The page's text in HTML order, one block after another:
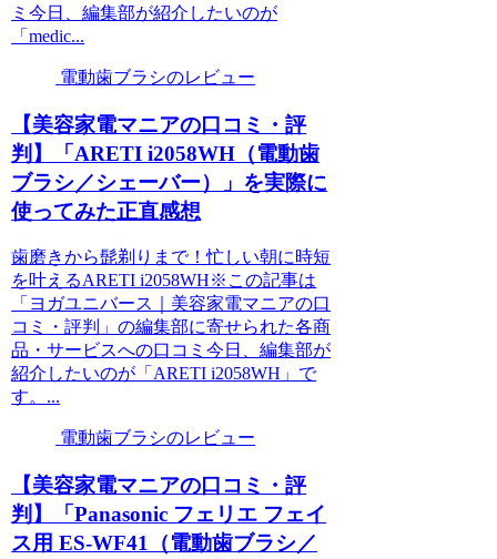
ミ今日、編集部が紹介したいのが
「medic...
電動歯ブラシのレビュー
【美容家電マニアの口コミ・評
判】「ARETI i2058WH（電動歯
ブラシ／シェーバー）」を実際に
使ってみた正直感想
歯磨きから髭剃りまで！忙しい朝に時短
を叶えるARETI i2058WH※この記事は
「ヨガユニバース｜美容家電マニアの口
コミ・評判」の編集部に寄せられた各商
品・サービスへの口コミ今日、編集部が
紹介したいのが「ARETI i2058WH」で
す。...
電動歯ブラシのレビュー
【美容家電マニアの口コミ・評
判】「Panasonic フェリエ フェイ
ス用 ES-WF41（電動歯ブラシ／